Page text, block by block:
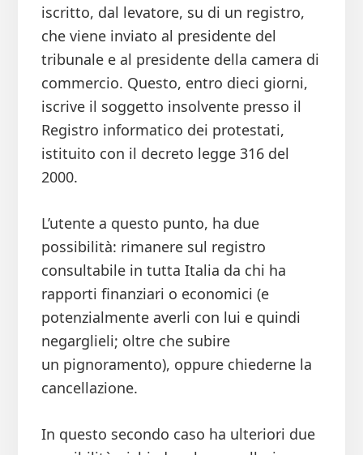
iscritto, dal levatore, su di un registro,
che viene inviato al presidente del
tribunale e al presidente della camera di
commercio. Questo, entro dieci giorni,
iscrive il soggetto insolvente presso il
Registro informatico dei protestati,
istituito con il decreto legge 316 del
2000.
L’utente a questo punto, ha due
possibilità: rimanere sul registro
consultabile in tutta Italia da chi ha
rapporti finanziari o economici (e
potenzialmente averli con lui e quindi
negarglieli; oltre che subire
un pignoramento), oppure chiederne la
cancellazione.
In questo secondo caso ha ulteriori due